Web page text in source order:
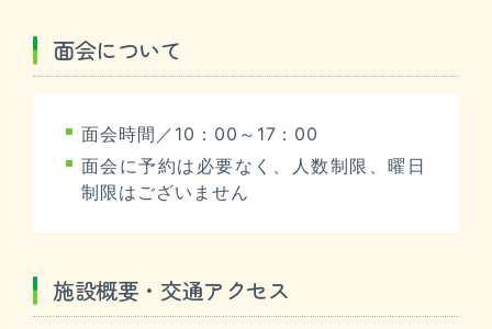
面会について
面会時間／10：00～17：00
面会に予約は必要なく、人数制限、曜日
制限はございません
施設概要・交通アクセス